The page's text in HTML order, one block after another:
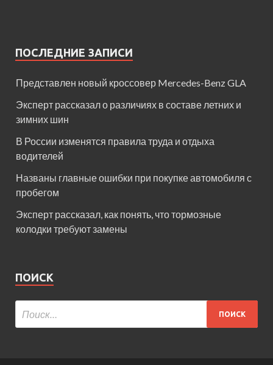
ПОСЛЕДНИЕ ЗАПИСИ
Представлен новый кроссовер Mercedes-Benz GLA
Эксперт рассказал о различиях в составе летних и
зимних шин
В России изменятся правила труда и отдыха
водителей
Названы главные ошибки при покупке автомобиля с
пробегом
Эксперт рассказал, как понять, что тормозные
колодки требуют замены
ПОИСК